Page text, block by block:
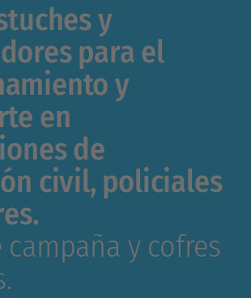
y
para el
y
en
de
civil, policiales
campaña y cofres